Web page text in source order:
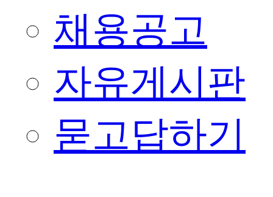
채용공고
자유게시판
묻고답하기